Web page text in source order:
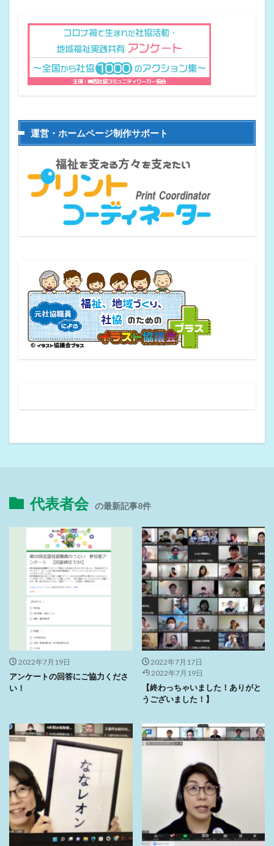
運営・ホームページ制作サポート
代表者会 の最新記事8件
2022年7月19日
アンケートの回答にご協力くださ
い！
2022年7月17日
2022年7月19日
【終わっちゃいました！ありがと
うございました！】